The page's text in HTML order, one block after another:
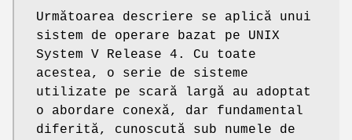
Următoarea descriere se aplică unui
sistem de operare bazat pe UNIX
System V Release 4. Cu toate
acestea, o serie de sisteme
utilizate pe scară largă au adoptat
o abordare conexă, dar fundamental
diferită, cunoscută sub numele de